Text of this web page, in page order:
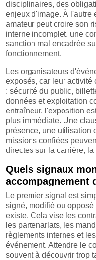
disciplinaires, des
enjeux d'image. À l'autre
amateur peut croire son
interne incomplet, une
sanction mal encadrée
fonctionnement.
Les organisateurs
exposés, car leur activité
: sécurité du public,
données et exploitation
entraîneur, l'exposition
plus immédiate. Une
présence, une utilisation
missions confiées
directes sur la carrière,
Quels signaux
accompagnement
Le premier signal est
signé, modifié ou
existe. Cela vise les
les partenariats, les
règlements internes et
événement. Attendre le
souvent à découvrir trop